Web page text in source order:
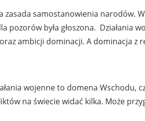
zasada samostanowienia narodów.
pozorów była głoszona. Działania
ambicji dominacji. A dominacja z
wojenne to domena Wschodu,
na świecie widać kilka. Może